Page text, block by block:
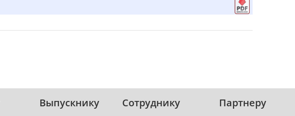
Выпускнику Сотруднику Партнеру